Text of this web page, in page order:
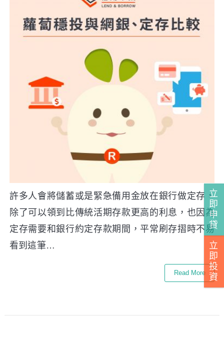
許多人會將儲蓄或是緊急備用金放在銀行做定存，
除了可以領到比傳統活期存款更高的利息，也因為
定存需要和銀行約定存款期間，平常刷存摺時不易
看到這筆…
Read More
立
即
申
貸
立
即
投
資